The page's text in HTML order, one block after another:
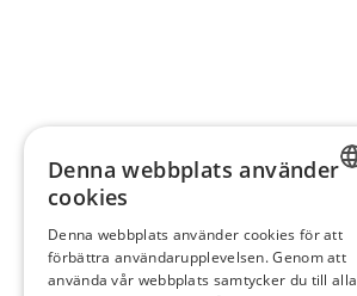
FINNISH
Denna webbplats använder
cookies
Denna webbplats använder cookies för att
förbättra användarupplevelsen. Genom att
använda vår webbplats samtycker du till alla